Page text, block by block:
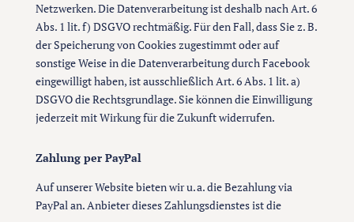
Netzwerken. Die Datenverarbeitung ist deshalb nach Art. 6
Abs. 1 lit. f) DSGVO rechtmäßig. Für den Fall, dass Sie z. B.
der Speicherung von Cookies zugestimmt oder auf
sonstige Weise in die Datenverarbeitung durch Facebook
eingewilligt haben, ist ausschließlich Art. 6 Abs. 1 lit. a)
DSGVO die Rechtsgrundlage. Sie können die Einwilligung
jederzeit mit Wirkung für die Zukunft widerrufen.
Zahlung per PayPal
Auf unserer Website bieten wir u. a. die Bezahlung via
PayPal an. Anbieter dieses Zahlungsdienstes ist die